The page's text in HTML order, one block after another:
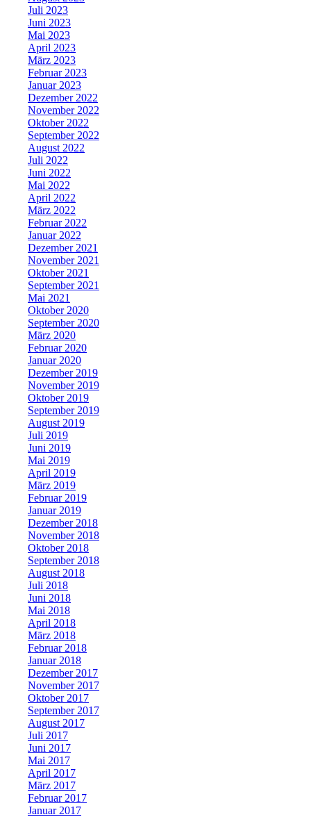
Juli 2023
Juni 2023
Mai 2023
April 2023
März 2023
Februar 2023
Januar 2023
Dezember 2022
November 2022
Oktober 2022
September 2022
August 2022
Juli 2022
Juni 2022
Mai 2022
April 2022
März 2022
Februar 2022
Januar 2022
Dezember 2021
November 2021
Oktober 2021
September 2021
Mai 2021
Oktober 2020
September 2020
März 2020
Februar 2020
Januar 2020
Dezember 2019
November 2019
Oktober 2019
September 2019
August 2019
Juli 2019
Juni 2019
Mai 2019
April 2019
März 2019
Februar 2019
Januar 2019
Dezember 2018
November 2018
Oktober 2018
September 2018
August 2018
Juli 2018
Juni 2018
Mai 2018
April 2018
März 2018
Februar 2018
Januar 2018
Dezember 2017
November 2017
Oktober 2017
September 2017
August 2017
Juli 2017
Juni 2017
Mai 2017
April 2017
März 2017
Februar 2017
Januar 2017